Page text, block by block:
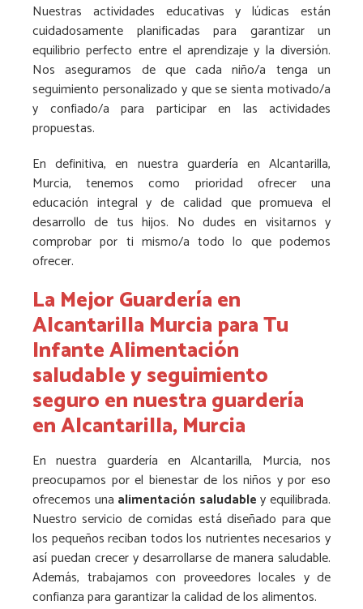
Nuestras actividades educativas y lúdicas están
cuidadosamente planificadas para garantizar un
equilibrio perfecto entre el aprendizaje y la diversión.
Nos aseguramos de que cada niño/a tenga un
seguimiento personalizado y que se sienta motivado/a
y confiado/a para participar en las actividades
propuestas.
En definitiva, en nuestra guardería en Alcantarilla,
Murcia, tenemos como prioridad ofrecer una
educación integral y de calidad que promueva el
desarrollo de tus hijos. No dudes en visitarnos y
comprobar por ti mismo/a todo lo que podemos
ofrecer.
La Mejor Guardería en
Alcantarilla Murcia para Tu
Infante Alimentación
saludable y seguimiento
seguro en nuestra guardería
en Alcantarilla, Murcia
En nuestra guardería en Alcantarilla, Murcia, nos
preocupamos por el bienestar de los niños y por eso
ofrecemos una alimentación saludabley equilibrada.
Nuestro servicio de comidas está diseñado para que
los pequeños reciban todos los nutrientes necesarios y
así puedan crecer y desarrollarse de manera saludable.
Además, trabajamos con proveedores locales y de
confianza para garantizar la calidad de los alimentos.